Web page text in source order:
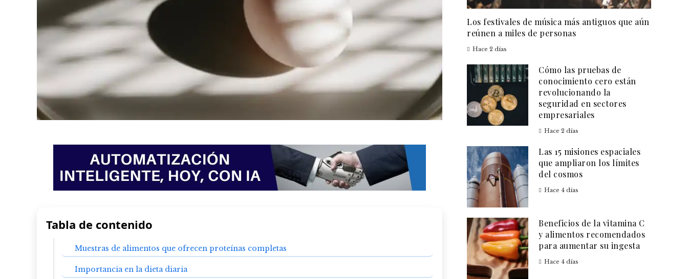
Tabla de contenido
Muestras de alimentos que ofrecen proteínas completas
Importancia en la dieta diaria
Los festivales de música más antiguos que aún
reúnen a miles de personas
Hace 2 días
Cómo las pruebas de
conocimiento cero están
revolucionando la
seguridad en sectores
empresariales
Hace 2 días
Las 15 misiones espaciales
que ampliaron los límites
del cosmos
Hace 4 días
Beneficios de la vitamina C
y alimentos recomendados
para aumentar su ingesta
Hace 4 días